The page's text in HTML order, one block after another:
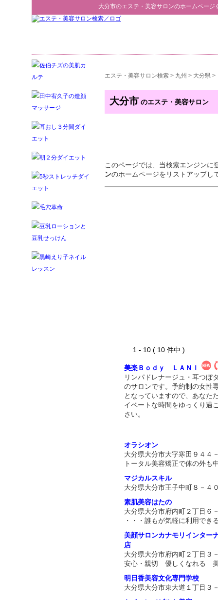
大分市のエステ・美容サロンのホームページ
エステ・美容サロン検索 > 九州 > 大分県 >
大分市 のエステ・美容サロン
このページでは、当検索エンジンに
ンのホームページをリストアップし
1 - 10 ( 10 件中 )
美楽Ｂｏｄｙ ＬＡＮＩ
リンパドレナージュ・耳つぼ
のサロンです。予約制の女性
となっていますので、あなた
イベートな時間をゆっくり過
さい。
オラシオン
大分県大分市大字寒田９４４
トータル美容矯正で体の外も
マジカルスキル
大分県大分市王子中町８－４
素肌美容はたの
大分県大分市府内町２丁目６
・・・誰もが気軽に利用でき
美顔サロンカナモリインター
店
大分県大分市府内町２丁目３
安心・親切 優しくなれる
明日香美容文化専門学校
大分県大分市東大道１丁目３